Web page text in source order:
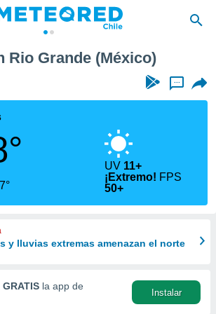
Rio Grande (México)
...
UV 11+
¡Extremo! FPS
50+
y lluvias extremas amenazan el norte
GRATIS la app de
Instalar